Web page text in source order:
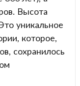
Высота
уникальное
которое,
сохранилось